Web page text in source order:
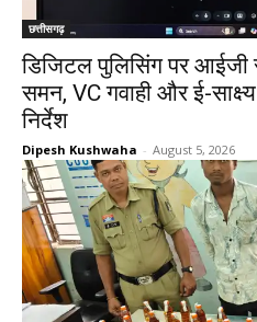
छत्तीसगढ़
डिजिटल पुलिसिंग पर आईजी
समन, VC गवाही और ई-
निर्देश
Dipesh Kushwaha - August 5, 2026